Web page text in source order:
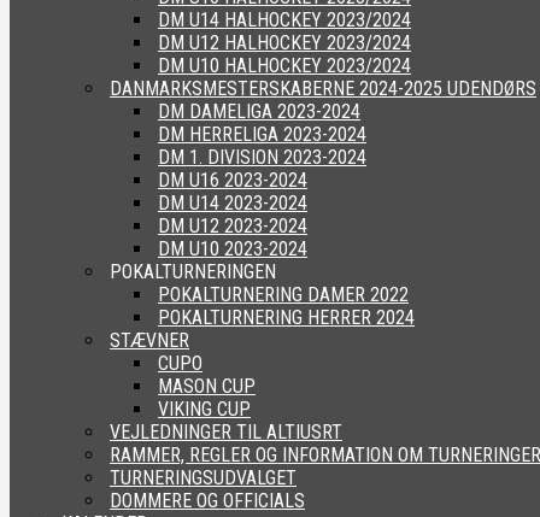
DM U14 HALHOCKEY 2023/2024
DM U12 HALHOCKEY 2023/2024
DM U10 HALHOCKEY 2023/2024
DANMARKSMESTERSKABERNE 2024-2025 UDENDØRS
DM DAMELIGA 2023-2024
DM HERRELIGA 2023-2024
DM 1. DIVISION 2023-2024
DM U16 2023-2024
DM U14 2023-2024
DM U12 2023-2024
DM U10 2023-2024
POKALTURNERINGEN
POKALTURNERING DAMER 2022
POKALTURNERING HERRER 2024
STÆVNER
CUPO
MASON CUP
VIKING CUP
VEJLEDNINGER TIL ALTIUSRT
RAMMER, REGLER OG INFORMATION OM TURNERINGER
TURNERINGSUDVALGET
DOMMERE OG OFFICIALS